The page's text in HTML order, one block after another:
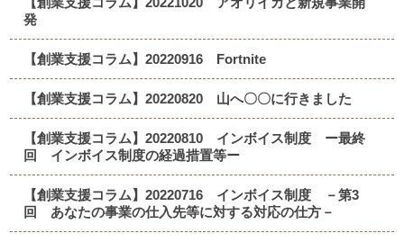
発
【創業支援コラム】20220916 Fortnite
【創業支援コラム】20220820 山へ〇〇に行きました
【創業支援コラム】20220810 インボイス制度 ー最終
回 インボイス制度の経過措置等ー
【創業支援コラム】20220716 インボイス制度 －第3
回 あなたの事業の仕入先等に対する対応の仕方－